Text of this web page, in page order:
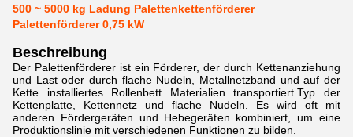
500 ~ 5000 kg Ladung Palettenkettenförderer
Palettenförderer 0,75 kW
Beschreibung
Der Palettenförderer ist ein Förderer, der durch Kettenanziehung
und Last oder durch flache Nudeln, Metallnetzband und auf der
Kette installiertes Rollenbett Materialien transportiert.Typ der
Kettenplatte, Kettennetz und flache Nudeln. Es wird oft mit
anderen Fördergeräten und Hebegeräten kombiniert, um eine
Produktionslinie mit verschiedenen Funktionen zu bilden.